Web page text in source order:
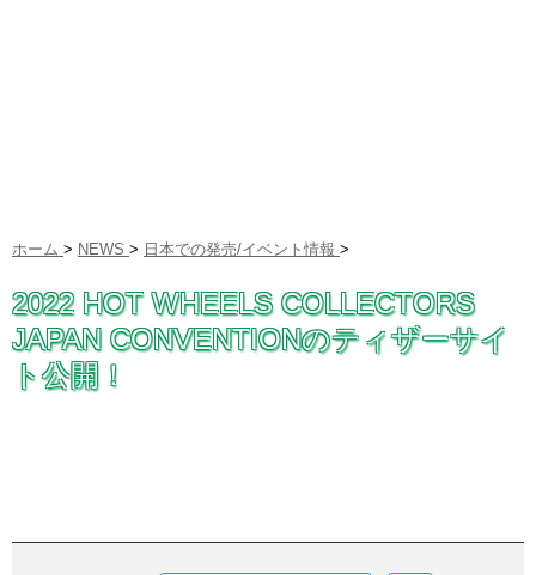
ホーム > NEWS > 日本での発売/イベント情報 >
2022 HOT WHEELS COLLECTORS
JAPAN CONVENTIONのティザーサイ
ト公開！